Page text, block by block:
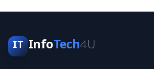
IT InfoTech4U